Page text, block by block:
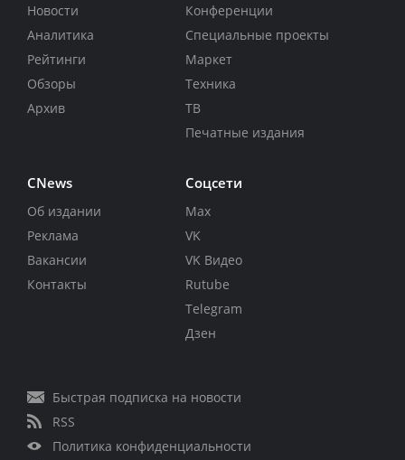
Новости
Аналитика
Рейтинги
Обзоры
Архив
Конференции
Специальные проекты
Маркет
Техника
ТВ
Печатные издания
CNews
Об издании
Реклама
Вакансии
Контакты
Соцсети
Max
VK
VK Видео
Rutube
Telegram
Дзен
Быстрая подписка на новости
RSS
Политика конфиденциальности